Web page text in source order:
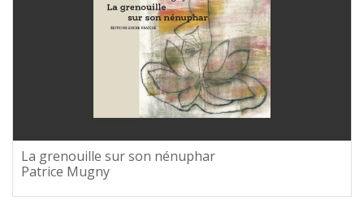
La grenouille sur son nénuphar
Patrice Mugny